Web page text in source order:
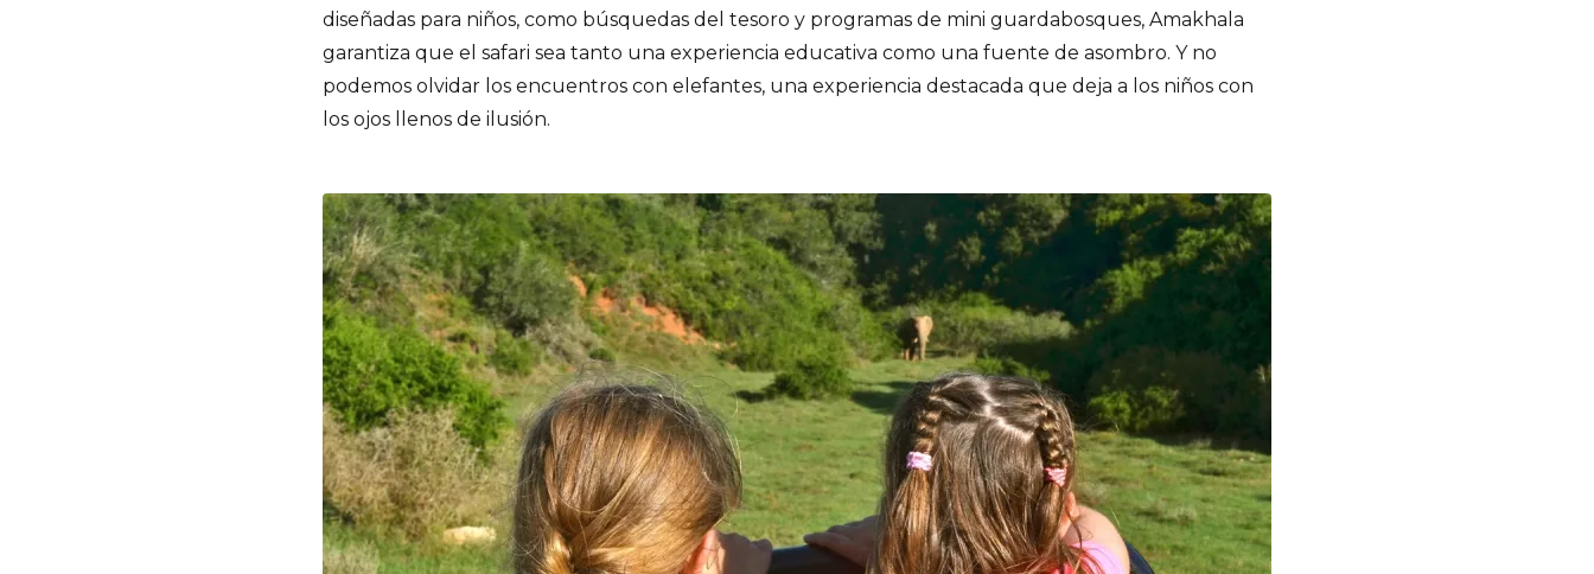
diseñadas para niños, como búsquedas del tesoro y programas de mini guardabosques, Amakhala
garantiza que el safari sea tanto una experiencia educativa como una fuente de asombro. Y no
podemos olvidar los encuentros con elefantes, una experiencia destacada que deja a los niños con
los ojos llenos de ilusión.